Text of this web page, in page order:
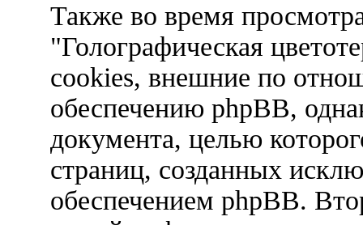
Также во время
"Голографическая
cookies, внешние по
обеспечению phpBB,
документа, целью
страниц, созданных
обеспечением phpBB.